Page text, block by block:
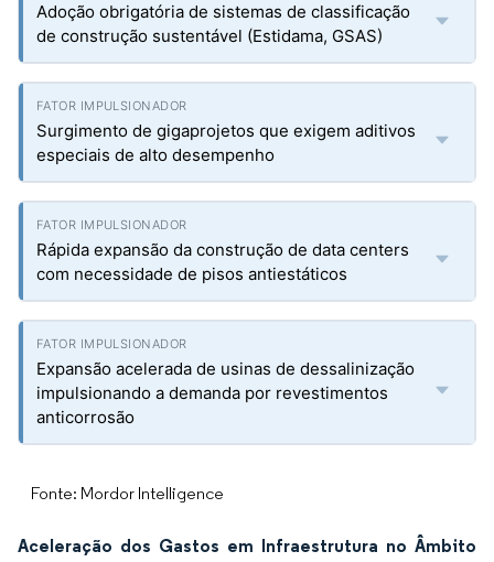
Adoção obrigatória de sistemas de classificação
de construção sustentável (Estidama, GSAS)
Surgimento de gigaprojetos que exigem aditivos
especiais de alto desempenho
Rápida expansão da construção de data centers
com necessidade de pisos antiestáticos
Expansão acelerada de usinas de dessalinização
impulsionando a demanda por revestimentos
anticorrosão
Fonte: Mordor Intelligence
Aceleração dos Gastos em Infraestrutura no Âmbito